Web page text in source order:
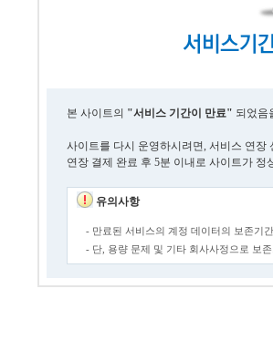
본 사이트의 "서비스 기간이 만료" 되었음
사이트를 다시 운영하시려면, 서비스 연장
연장 결제 완료 후 5분 이내로 사이트가 정
유의사항
- 만료된 서비스의 계정 데이터의 보존기
- 단, 용량 문제 및 기타 회사사정으로 보